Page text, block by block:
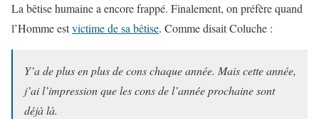
La bêtise humaine a encore frappé. Finalement, on préfère quand
l’Homme estvictime de sa bêtise. Comme disait Coluche :
Y’a de plus en plus de cons chaque année. Mais cette année,
j’ai l’impression que les cons de l’année prochaine sont
déjà là.